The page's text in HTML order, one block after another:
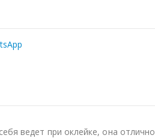
ведет при оклейке, она отлично